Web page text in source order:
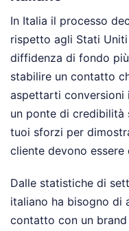
In Italia il processo
rispetto agli Stati
diffidenza di fondo
stabilire un contatto
aspettarti conversioni
un ponte di credibilità
tuoi sforzi per
cliente devono
Dalle statistiche di
italiano ha bisogno di
contatto con un